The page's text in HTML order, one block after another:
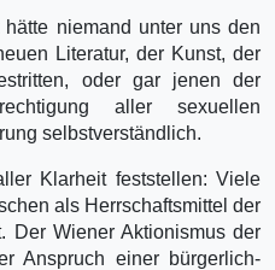
niemand unter uns den
Literatur, der Kunst, der
oder gar jenen der
aller sexuellen
selbstverständlich.
Klarheit feststellen: Viele
als Herrschaftsmittel der
Der Wiener Aktionismus der
Anspruch einer bürgerlich-